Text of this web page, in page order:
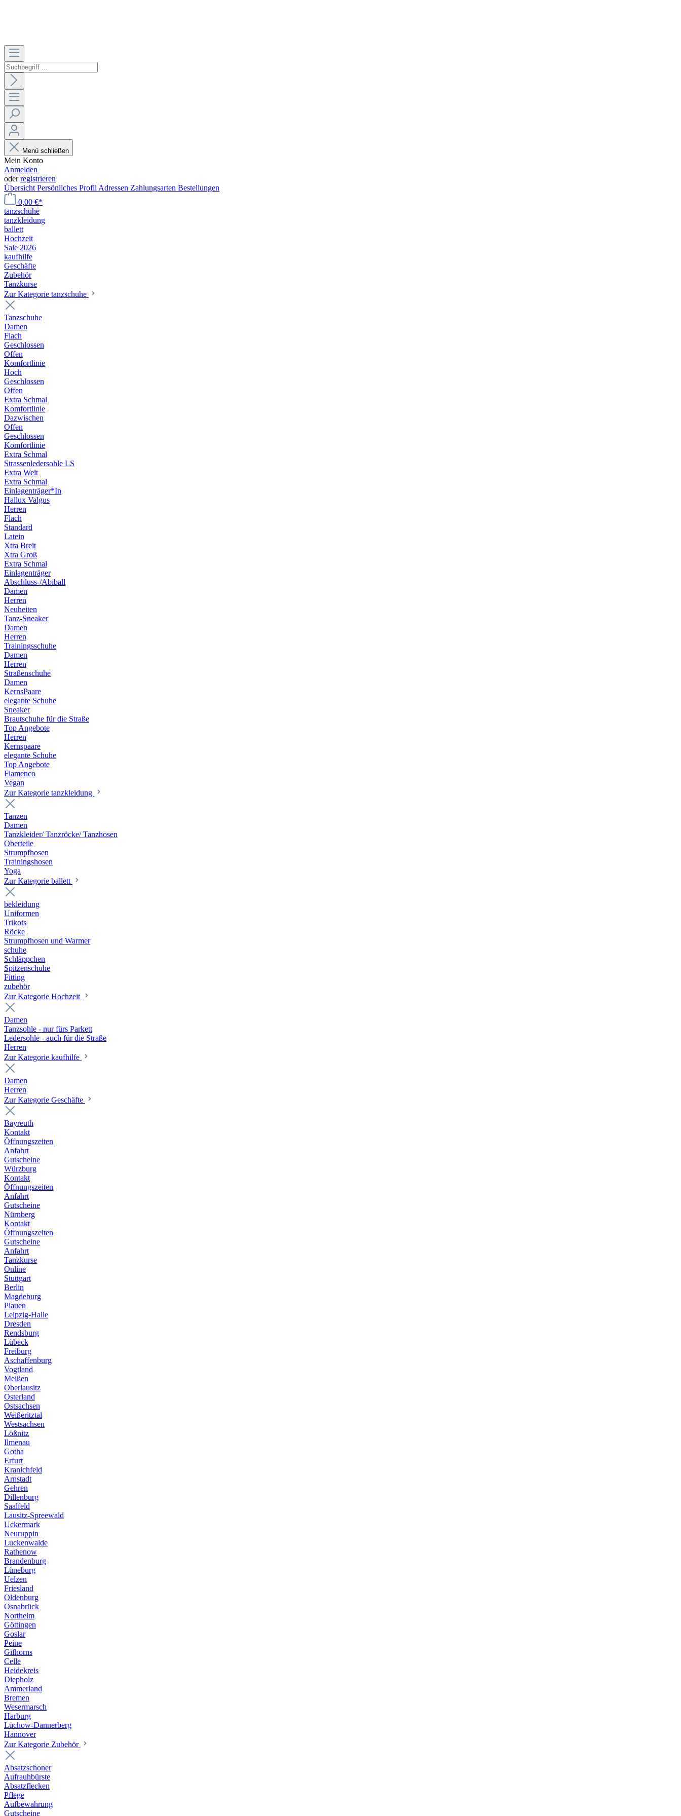
Menü schließen
Mein Konto
Anmelden
oderregistrieren
Übersicht Persönliches Profil Adressen Zahlungsarten Bestellungen
0,00 €*
tanzschuhe
tanzkleidung
ballett
Hochzeit
Sale 2026
kaufhilfe
Geschäfte
Zubehör
Tanzkurse
Zur Kategorie tanzschuhe
Tanzschuhe
Damen
Flach
Geschlossen
Offen
Komfortlinie
Hoch
Geschlossen
Offen
Extra Schmal
Komfortlinie
Dazwischen
Offen
Geschlossen
Komfortlinie
Extra Schmal
Strassenledersohle LS
Extra Weit
Extra Schmal
Einlagenträger*In
Hallux Valgus
Herren
Flach
Standard
Latein
Xtra Breit
Xtra Groß
Extra Schmal
Einlagenträger
Abschluss-/Abiball
Damen
Herren
Neuheiten
Tanz-Sneaker
Damen
Herren
Trainingsschuhe
Damen
Herren
Straßenschuhe
Damen
KernsPaare
elegante Schuhe
Sneaker
Brautschuhe für die Straße
Top Angebote
Herren
Kernspaare
elegante Schuhe
Top Angebote
Flamenco
Vegan
Zur Kategorie tanzkleidung
Tanzen
Damen
Tanzkleider/ Tanzröcke/ Tanzhosen
Oberteile
Strumpfhosen
Trainingshosen
Yoga
Zur Kategorie ballett
bekleidung
Uniformen
Trikots
Röcke
Strumpfhosen und Warmer
schuhe
Schläppchen
Spitzenschuhe
Fitting
zubehör
Zur Kategorie Hochzeit
Damen
Tanzsohle - nur fürs Parkett
Ledersohle - auch für die Straße
Herren
Zur Kategorie kaufhilfe
Damen
Herren
Zur Kategorie Geschäfte
Bayreuth
Kontakt
Öffnungszeiten
Anfahrt
Gutscheine
Würzburg
Kontakt
Öffnungszeiten
Anfahrt
Gutscheine
Nürnberg
Kontakt
Öffnungszeiten
Gutscheine
Anfahrt
Tanzkurse
Online
Stuttgart
Berlin
Magdeburg
Plauen
Leipzig-Halle
Dresden
Rendsburg
Lübeck
Freiburg
Aschaffenburg
Vogtland
Meißen
Oberlausitz
Osterland
Ostsachsen
Weißeritztal
Westsachsen
Lößnitz
Ilmenau
Gotha
Erfurt
Kranichfeld
Arnstadt
Gehren
Dillenburg
Saalfeld
Lausitz-Spreewald
Uckermark
Neuruppin
Luckenwalde
Rathenow
Brandenburg
Lüneburg
Uelzen
Friesland
Oldenburg
Osnabrück
Northeim
Göttingen
Goslar
Peine
Gifhorns
Celle
Heidekreis
Diepholz
Ammerland
Bremen
Wesermarsch
Harburg
Lüchow-Dannerberg
Hannover
Zur Kategorie Zubehör
Absatzschoner
Aufrauhbürste
Absatzflecken
Pflege
Aufbewahrung
Gutscheine